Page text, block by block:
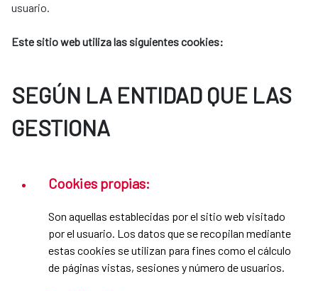
usuario.
Este sitio web utiliza las siguientes cookies:
SEGÚN LA ENTIDAD QUE LAS
GESTIONA
Cookies propias:
Son aquellas establecidas por el sitio web visitado
por el usuario. Los datos que se recopilan mediante
estas cookies se utilizan para fines como el cálculo
de páginas vistas, sesiones y número de usuarios.